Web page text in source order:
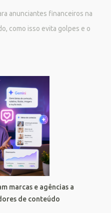
anunciantes financeiros na
como isso evita golpes e o
marcas e agências a
de conteúdo